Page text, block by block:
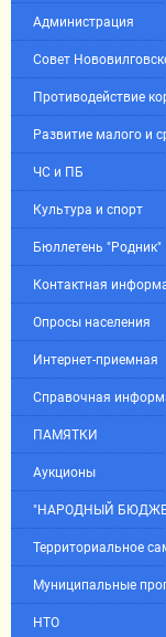
Администрация
Совет
Противодействие
Развитие малого и
ЧС и ПБ
Культура и спорт
Бюллетень "Родник"
Контактная
Опросы населения
Интернет-приемная
Справочная
ПАМЯТКИ
Аукционы
"НАРОДНЫЙ
Территориальное
Муниципальные
НТО